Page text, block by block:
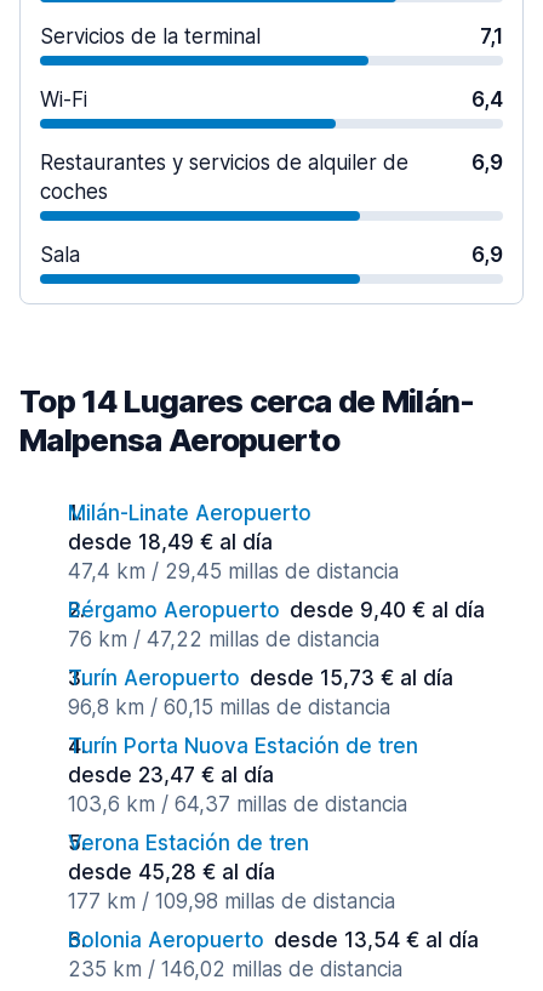
Servicios de la terminal 7,1
Wi-Fi 6,4
Restaurantes y servicios de alquiler de
coches
6,9
Sala 6,9
Top 14 Lugares cerca de Milán-
Malpensa Aeropuerto
Milán-Linate Aeropuerto
desde 18,49 € al día
47,4 km / 29,45 millas de distancia
Bérgamo Aeropuerto desde 9,40 € al día
76 km / 47,22 millas de distancia
Turín Aeropuerto desde 15,73 € al día
96,8 km / 60,15 millas de distancia
Turín Porta Nuova Estación de tren
desde 23,47 € al día
103,6 km / 64,37 millas de distancia
Verona Estación de tren
desde 45,28 € al día
177 km / 109,98 millas de distancia
Bolonia Aeropuerto desde 13,54 € al día
235 km / 146,02 millas de distancia